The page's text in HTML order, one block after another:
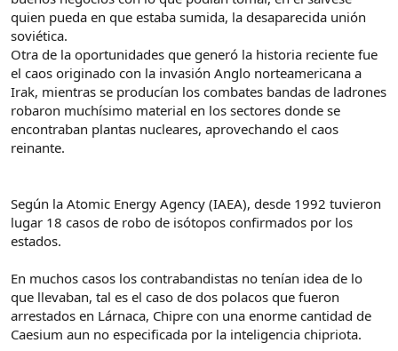
quien pueda en que estaba sumida, la desaparecida unión
soviética.
Otra de la oportunidades que generó la historia reciente fue
el caos originado con la invasión Anglo norteamericana a
Irak, mientras se producían los combates bandas de ladrones
robaron muchísimo material en los sectores donde se
encontraban plantas nucleares, aprovechando el caos
reinante.
Según la Atomic Energy Agency (IAEA), desde 1992 tuvieron
lugar 18 casos de robo de isótopos confirmados por los
estados.
En muchos casos los contrabandistas no tenían idea de lo
que llevaban, tal es el caso de dos polacos que fueron
arrestados en Lárnaca, Chipre con una enorme cantidad de
Caesium aun no especificada por la inteligencia chipriota.